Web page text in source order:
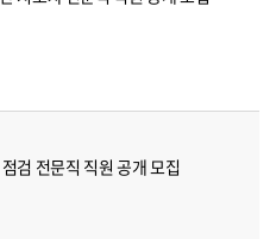
검 전문직 직원 공개 모집